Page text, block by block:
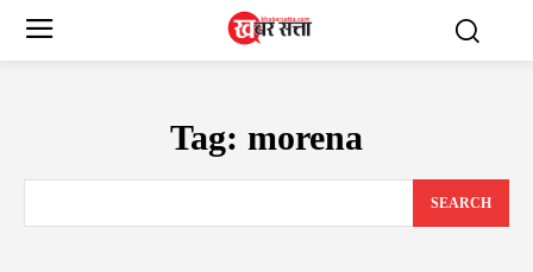
Tag: morena
SEARCH